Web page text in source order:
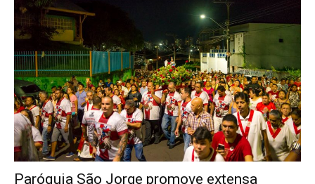
Paróquia São Jorge promove extensa